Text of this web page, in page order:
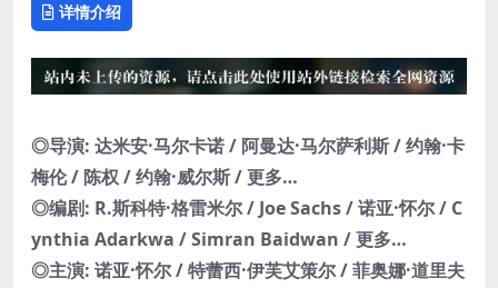
详情介绍
◎导演: 达米安·马尔卡诺 / 阿曼达·马尔萨利斯 / 约翰·卡
梅伦 / 陈权 / 约翰·威尔斯 / 更多…
◎编剧: R.斯科特·格雷米尔 / Joe Sachs / 诺亚·怀尔 / C
ynthia Adarkwa / Simran Baidwan / 更多…
◎主演: 诺亚·怀尔 / 特蕾西·伊芙艾策尔 / 菲奥娜·道里夫